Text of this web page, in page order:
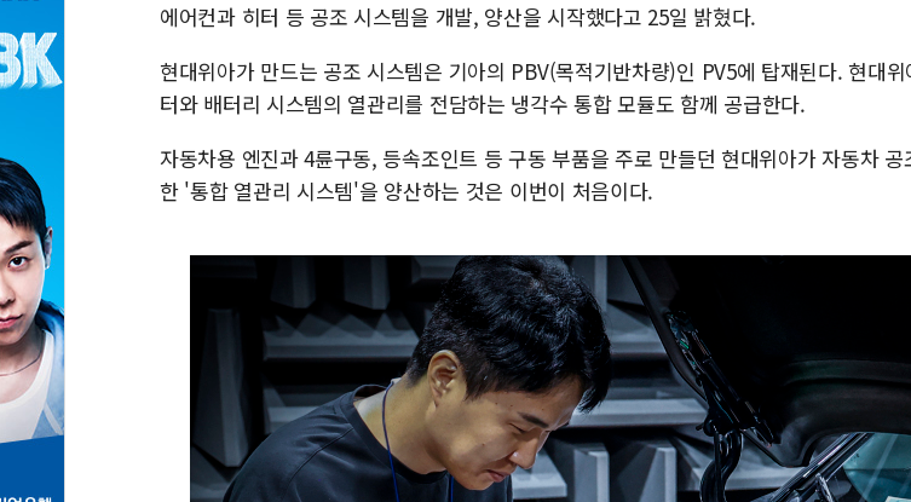
에어컨과 히터 등 공조 시스템을 개발, 양산을 시작했다고 25일 밝혔다.
현대위아가 만드는 공조 시스템은 기아의 PBV(목적기반차량)인 PV5에 탑재된다. 현대
터와 배터리 시스템의 열관리를 전담하는 냉각수 통합 모듈도 함께 공급한다.
자동차용 엔진과 4륜구동, 등속조인트 등 구동 부품을 주로 만들던 현대위아가 자동차
한 '통합 열관리 시스템'을 양산하는 것은 이번이 처음이다.